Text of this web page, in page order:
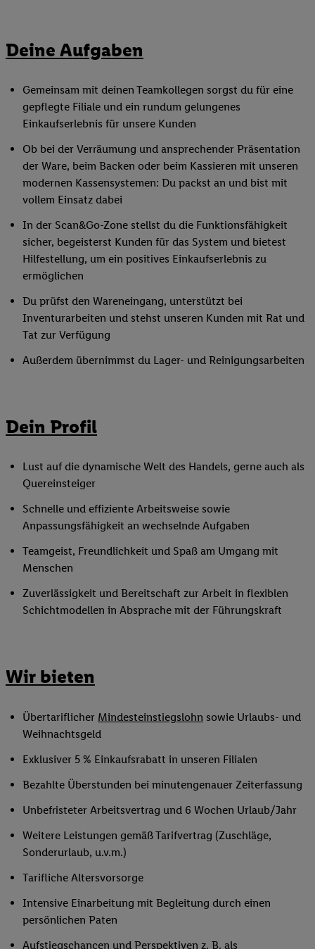
Deine Aufgaben
Gemeinsam mit deinen Teamkollegen sorgst du für eine
gepflegte Filiale und ein rundum gelungenes
Einkaufserlebnis für unsere Kunden
Ob bei der Verräumung und ansprechender Präsentation
der Ware, beim Backen oder beim Kassieren mit unseren
modernen Kassensystemen: Du packst an und bist mit
vollem Einsatz dabei
In der Scan&Go-Zone stellst du die Funktionsfähigkeit
sicher, begeisterst Kunden für das System und bietest
Hilfestellung, um ein positives Einkaufserlebnis zu
ermöglichen
Du prüfst den Wareneingang, unterstützt bei
Inventurarbeiten und stehst unseren Kunden mit Rat und
Tat zur Verfügung
Außerdem übernimmst du Lager- und Reinigungsarbeiten
Dein Profil
Lust auf die dynamische Welt des Handels, gerne auch als
Quereinsteiger
Schnelle und effiziente Arbeitsweise sowie
Anpassungsfähigkeit an wechselnde Aufgaben
Teamgeist, Freundlichkeit und Spaß am Umgang mit
Menschen
Zuverlässigkeit und Bereitschaft zur Arbeit in flexiblen
Schichtmodellen in Absprache mit der Führungskraft
Wir bieten
Übertariflicher Mindesteinstiegslohn sowie Urlaubs- und
Weihnachtsgeld
Exklusiver 5 % Einkaufsrabatt in unseren Filialen
Bezahlte Überstunden bei minutengenauer Zeiterfassung
Unbefristeter Arbeitsvertrag und 6 Wochen Urlaub/Jahr
Weitere Leistungen gemäß Tarifvertrag (Zuschläge,
Sonderurlaub, u.v.m.)
Tarifliche Altersvorsorge
Intensive Einarbeitung mit Begleitung durch einen
persönlichen Paten
Aufstiegschancen und Perspektiven z. B. als